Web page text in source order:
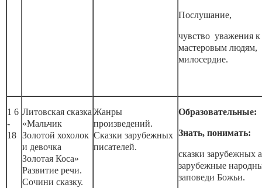
Послушание,
чувство уважения к
мастеровым людям,
милосердие.
1 6
-
18
Литовская сказка
«Мальчик
Золотой хохолок
и девочка
Золотая Коса»
Развитие речи.
Сочини сказку.
Жанры
произведений.
Сказки зарубежных
писателей.
Образовательные:
Знать, понимать:
сказки зарубежных
зарубежные
заповеди Божьи.